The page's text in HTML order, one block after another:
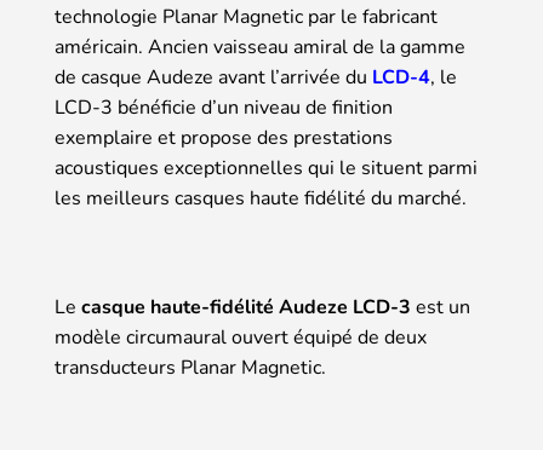
technologie Planar Magnetic par le fabricant
américain. Ancien vaisseau amiral de la gamme
de casque Audeze avant l’arrivée du LCD-4, le
LCD-3 bénéficie d’un niveau de finition
exemplaire et propose des prestations
acoustiques exceptionnelles qui le situent parmi
les meilleurs casques haute fidélité du marché.
Le casque haute-fidélité Audeze LCD-3 est un
modèle circumaural ouvert équipé de deux
transducteurs Planar Magnetic.